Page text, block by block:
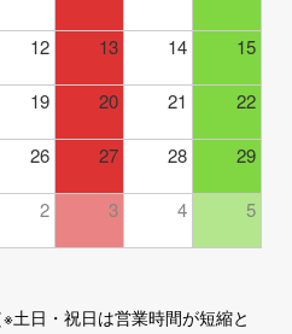
12 13 14 15
19 20 21 22
26 27 28 29
2 3 4 5
土日・祝日は営業時間が短縮と